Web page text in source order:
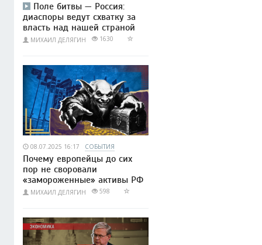
Поле битвы — Россия:
диаспоры ведут схватку за
власть над нашей страной
МИХАИЛ ДЕЛЯГИН 1630
08.07.2025 16:17 СОБЫТИЯ
Почему европейцы до сих
пор не своровали
«замороженные» активы РФ
МИХАИЛ ДЕЛЯГИН 598